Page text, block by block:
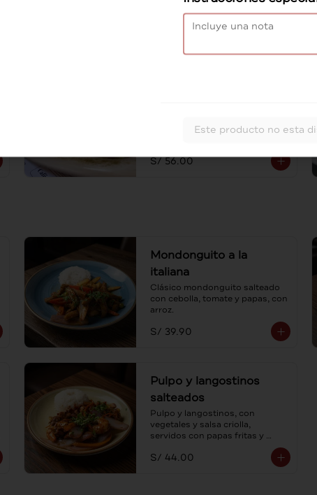
tocino crocante bañado en salsa
S/ 56.00
Mondonguito a la
italiana
Clásico mondonguito salteado
con cebolla, tomate y papas, con
arroz.
S/ 39.90
Pulpo y langostinos
salteados
Pulpo y langostinos, con
vegetales y salsa criolla,
servidos con papas fritas y
arroz. Al estilo lomo saltado, un
mar de sabores.
S/ 44.00
Este producto no esta